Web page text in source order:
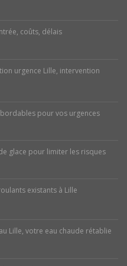
coûts, délais
urgence Lille, intervention
pour vos urgences
glace pour limiter les risques
existants à Lille
Lille, votre eau chaude rétablie